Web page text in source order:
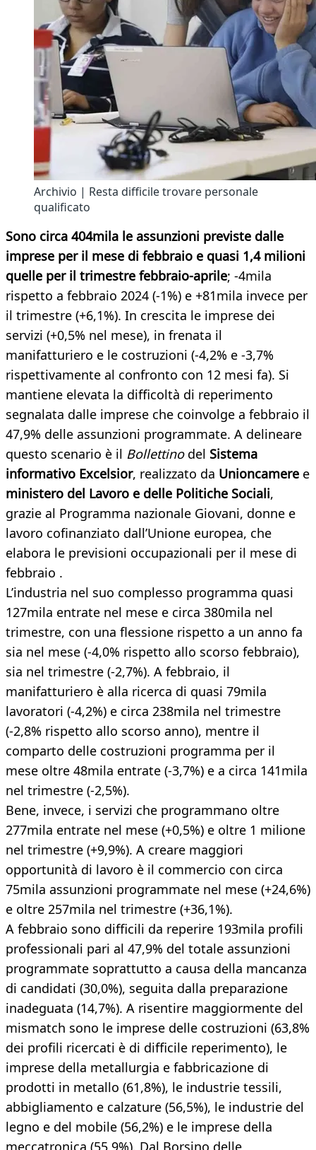
Archivio | Resta difficile trovare personale
qualificato
Sono circa 404mila le assunzioni previste dalle
imprese per il mese di febbraio e quasi 1,4 milioni
quelle per il trimestre febbraio-aprile; -4mila
rispetto a febbraio 2024 (-1%) e +81mila invece per
il trimestre (+6,1%). In crescita le imprese dei
servizi (+0,5% nel mese), in frenata il
manifatturiero e le costruzioni (-4,2% e -3,7%
rispettivamente al confronto con 12 mesi fa). Si
mantiene elevata la difficoltà di reperimento
segnalata dalle imprese che coinvolge a febbraio il
47,9% delle assunzioni programmate. A delineare
questo scenario è il Bollettinodel Sistema
informativo Excelsior, realizzato da Unioncamere e
ministero del Lavoro e delle Politiche Sociali,
grazie al Programma nazionale Giovani, donne e
lavoro cofinanziato dall’Unione europea, che
elabora le previsioni occupazionali per il mese di
febbraio .
L’industria nel suo complesso programma quasi
127mila entrate nel mese e circa 380mila nel
trimestre, con una flessione rispetto a un anno fa
sia nel mese (-4,0% rispetto allo scorso febbraio),
sia nel trimestre (-2,7%). A febbraio, il
manifatturiero è alla ricerca di quasi 79mila
lavoratori (-4,2%) e circa 238mila nel trimestre
(-2,8% rispetto allo scorso anno), mentre il
comparto delle costruzioni programma per il
mese oltre 48mila entrate (-3,7%) e a circa 141mila
nel trimestre (-2,5%).
Bene, invece, i servizi che programmano oltre
277mila entrate nel mese (+0,5%) e oltre 1 milione
nel trimestre (+9,9%). A creare maggiori
opportunità di lavoro è il commercio con circa
75mila assunzioni programmate nel mese (+24,6%)
e oltre 257mila nel trimestre (+36,1%).
A febbraio sono difficili da reperire 193mila profili
professionali pari al 47,9% del totale assunzioni
programmate soprattutto a causa della mancanza
di candidati (30,0%), seguita dalla preparazione
inadeguata (14,7%). A risentire maggiormente del
mismatch sono le imprese delle costruzioni (63,8%
dei profili ricercati è di difficile reperimento), le
imprese della metallurgia e fabbricazione di
prodotti in metallo (61,8%), le industrie tessili,
abbigliamento e calzature (56,5%), le industrie del
legno e del mobile (56,2%) e le imprese della
meccatronica (55,9%). Dal Borsino delle